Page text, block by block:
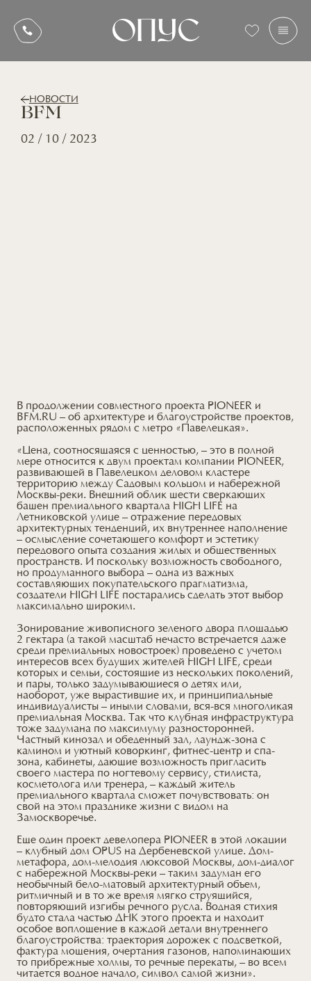
НОВОСТИ
BFM
02 / 10 / 2023
В продолжении совместного проекта PIONEER и
BFM.RU – об архитектуре и благоустройстве проектов,
расположенных рядом с метро «Павелецкая».
«Цена, соотносящаяся с ценностью, – это в полной
мере относится к двум проектам компании PIONEER,
развивающей в Павелецком деловом кластере
территорию между Садовым кольцом и набережной
Москвы-реки. Внешний облик шести сверкающих
башен премиального квартала HIGH LIFE на
Летниковской улице – отражение передовых
архитектурных тенденций, их внутреннее наполнение
– осмысление сочетающего комфорт и эстетику
передового опыта создания жилых и общественных
пространств. И поскольку возможность свободного,
но продуманного выбора – одна из важных
составляющих покупательского прагматизма,
создатели HIGH LIFE постарались сделать этот выбор
максимально широким.
Зонирование живописного зеленого двора площадью
2 гектара (а такой масштаб нечасто встречается даже
среди премиальных новостроек) проведено с учетом
интересов всех будущих жителей HIGH LIFE, среди
которых и семьи, состоящие из нескольких поколений,
и пары, только задумывающиеся о детях или,
наоборот, уже вырастившие их, и принципиальные
индивидуалисты – иными словами, вся-вся многоликая
премиальная Москва. Так что клубная инфраструктура
тоже задумана по максимуму разносторонней.
Частный кинозал и обеденный зал, лаундж-зона с
камином и уютный коворкинг, фитнес-центр и спа-
зона, кабинеты, дающие возможность пригласить
своего мастера по ногтевому сервису, стилиста,
косметолога или тренера, – каждый житель
премиального квартала сможет почувствовать: он
свой на этом празднике жизни с видом на
Замоскворечье.
Еще один проект девелопера PIONEER в этой локации
– клубный дом OPUS на Дербеневской улице. Дом-
метафора, дом-мелодия люксовой Москвы, дом-диалог
с набережной Москвы-реки – таким задуман его
необычный бело-матовый архитектурный объем,
ритмичный и в то же время мягко струящийся,
повторяющий изгибы речного русла. Водная стихия
будто стала частью ДНК этого проекта и находит
особое воплощение в каждой детали внутреннего
благоустройства: траектория дорожек с подсветкой,
фактура мощения, очертания газонов, напоминающих
то прибрежные холмы, то речные перекаты, – во всем
читается водное начало, символ самой жизни».